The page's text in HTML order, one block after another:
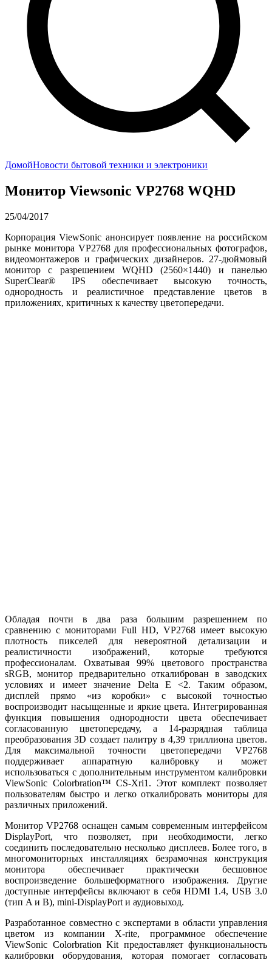
ДомойНовости бытовой техники и электроники
Монитор Viewsonic VP2768 WQHD
25/04/2017
Корпорация ViewSonic анонсирует появление на российском
рынке монитора VP2768 для профессиональных фотографов,
видеомонтажеров и графических дизайнеров. 27-дюймовый
монитор с разрешением WQHD (2560×1440) и панелью
SuperClear® IPS обеспечивает высокую точность,
однородность и реалистичное представление цветов в
приложениях, критичных к качеству цветопередачи.
Обладая почти в два раза большим разрешением по
сравнению с мониторами Full HD, VP2768 имеет высокую
плотность пикселей для невероятной детализации и
реалистичности изображений, которые требуются
профессионалам. Охватывая 99% цветового пространства
sRGB, монитор предварительно откалиброван в заводских
условиях и имеет значение Delta E <2. Таким образом,
дисплей прямо «из коробки» с высокой точностью
воспроизводит насыщенные и яркие цвета. Интегрированная
функция повышения однородности цвета обеспечивает
согласованную цветопередачу, а 14-разрядная таблица
преобразования 3D создает палитру в 4,39 триллиона цветов.
Для максимальной точности цветопередачи VP2768
поддерживает аппаратную калибровку и может
использоваться с дополнительным инструментом калибровки
ViewSonic Colorbration™ CS-Xri1. Этот комплект позволяет
пользователям быстро и легко откалибровать мониторы для
различных приложений.
Монитор VP2768 оснащен самым современным интерфейсом
DisplayPort, что позволяет, при необходимости, легко
соединить последовательно несколько дисплеев. Более того, в
многомониторных инсталляциях безрамочная конструкция
монитора обеспечивает практически бесшовное
воспроизведение большеформатного изображения. Другие
доступные интерфейсы включают в себя HDMI 1.4, USB 3.0
(тип A и B), mini-DisplayPort и аудиовыход.
Разработанное совместно с экспертами в области управления
цветом из компании X-rite, программное обеспечение
ViewSonic Colorbration Kit предоставляет функциональность
калибровки оборудования, которая помогает согласовать